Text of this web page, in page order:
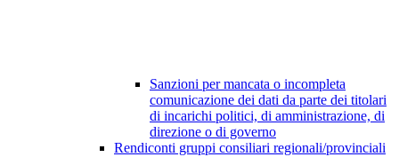
Sanzioni per mancata o incompleta
comunicazione dei dati da parte dei titolari
di incarichi politici, di amministrazione, di
direzione o di governo
Rendiconti gruppi consiliari regionali/provinciali